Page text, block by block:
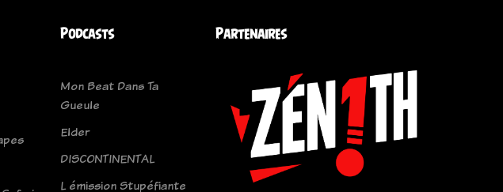
Podcasts
Mon Beat Dans Ta
Gueule
Elder
DISCONTINENTAL
L émission Stupéfiante
Partenaires